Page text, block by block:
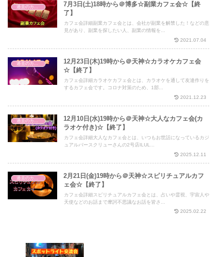
7月3日(土)18時から＠博多☆副業カフェ会☆【終
了】
カフェ会詳細副業カフェ会とは、会社が副業を解禁した！などの意
見があり、副業を探したい人、副業の情報を...
2021.07.04
過去のカフェ会
12月23日(木)19時から＠天神☆カラオケカフェ会
☆【終了】
カフェ会詳細カラオケカフェ会とは、カラオケを通して友達作りを
するカフェ会です。コロナ対策のため、1部...
2021.12.23
過去のカフェ会
12月10日(水)19時から＠天神☆大人なカフェ会(カ
ラオケ付き)☆【終了】
カフェ会詳細大人なカフェ会とは、いつもお世話になっているカジ
ュアルバースクリューさんの2号店ILUL...
2025.12.11
過去のカフェ会
2月21日(金)19時から＠天神☆スピリチュアルカフ
ェ会☆【終了】
カフェ会詳細スピリチュアルカフェ会とは、占いや霊視、宇宙人や
天使などのお話まで摩訶不思議なお話を皆さ...
2025.02.22